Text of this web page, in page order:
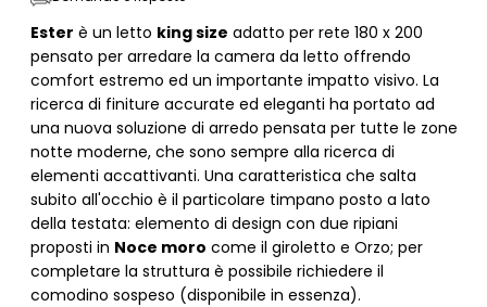
Ester è un letto king size adatto per rete 180 x 200
pensato per arredare la camera da letto offrendo
comfort estremo ed un importante impatto visivo. La
ricerca di finiture accurate ed eleganti ha portato ad
una nuova soluzione di arredo pensata per tutte le zone
notte moderne, che sono sempre alla ricerca di
elementi accattivanti. Una caratteristica che salta
subito all'occhio è il particolare timpano posto a lato
della testata: elemento di design con due ripiani
proposti in Noce moro come il giroletto e Orzo; per
completare la struttura è possibile richiedere il
comodino sospeso (disponibile in essenza).